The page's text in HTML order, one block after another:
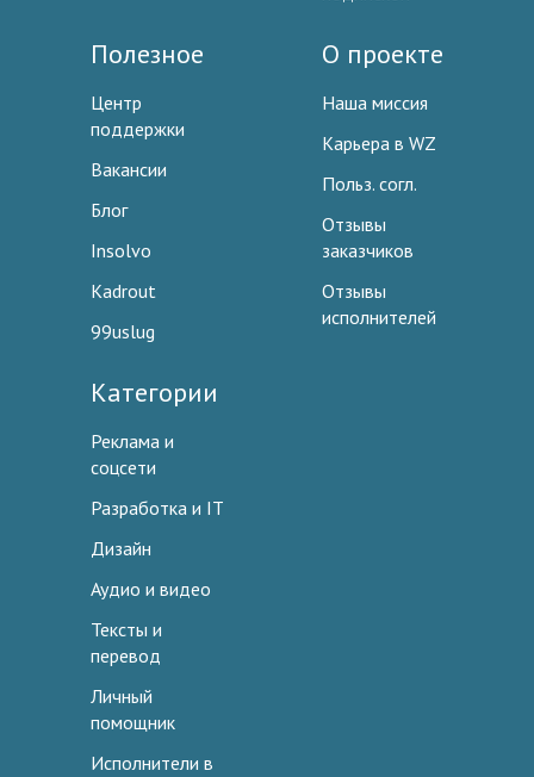
Полезное
Центр
поддержки
Вакансии
Блог
Insolvo
Kadrout
99uslug
О проекте
Наша миссия
Карьера в WZ
Польз. согл.
Отзывы
заказчиков
Отзывы
исполнителей
Категории
Реклама и
соцсети
Разработка и IT
Дизайн
Аудио и видео
Тексты и
перевод
Личный
помощник
Исполнители в